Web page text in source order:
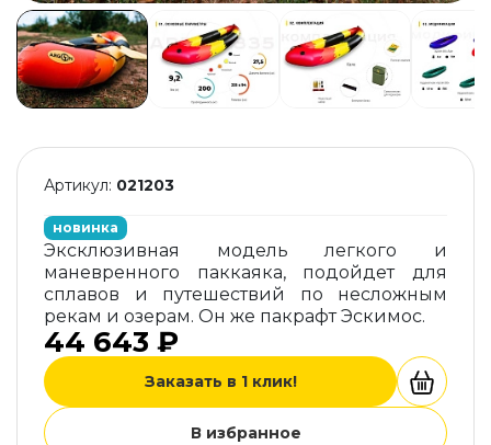
Артикул: 021203
новинка
Эксклюзивная модель легкого и
маневренного паккаяка, подойдет для
сплавов и путешествий по несложным
рекам и озерам. Он же пакрафт Эскимос.
44 643 ₽
Заказать в 1 клик!
В избранное